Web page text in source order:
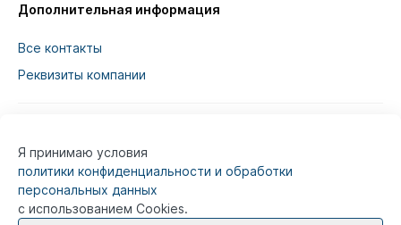
Дополнительная информация
Все контакты
Реквизиты компании
Информация на сайте предназначена для
предназначенной для публичного ознакомления
потребителей.
Я принимаю условия
политики конфиденциальности и обработки
персональных данных
с использованием Cookies.